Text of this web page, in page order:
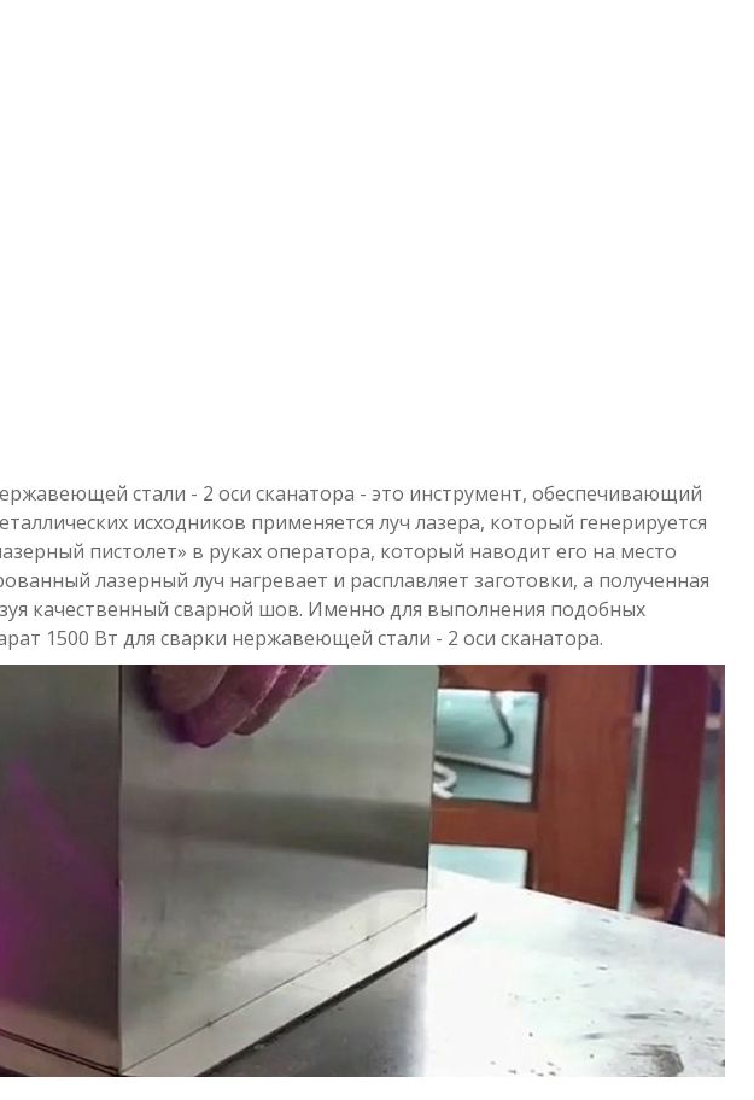
стали - 2 оси сканатора - это инструмент, обеспечивающий
исходников применяется луч лазера, который генерируется
пистолет» в руках оператора, который наводит его на место
лазерный луч нагревает и расплавляет заготовки, а полученная
качественный сварной шов. Именно для выполнения подобных
1500 Вт для сварки нержавеющей стали - 2 оси сканатора.